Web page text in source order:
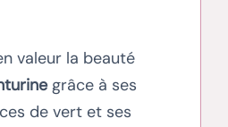
valeur la beauté
grâce à ses
de vert et ses